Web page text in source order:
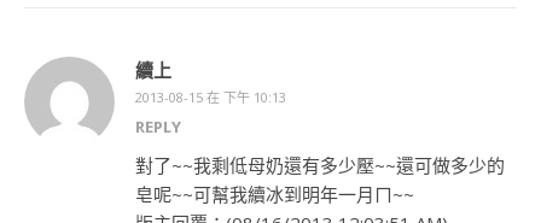
續上
2013-08-15 在 下午 10:13
REPLY
對了~~我剩低母奶還有多少壓~~還可做多少的
皂呢~~可幫我續冰到明年一月ㄇ~~